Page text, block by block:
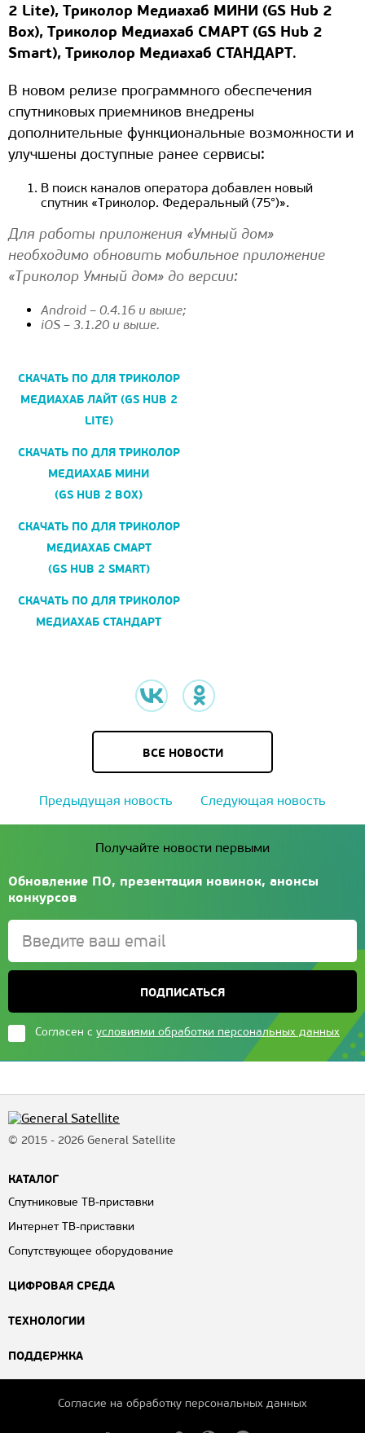
2 Lite), Триколор Медиахаб МИНИ (GS Hub 2
Box), Триколор Медиахаб СМАРТ (GS Hub 2
Smart), Триколор Медиахаб СТАНДАРТ.
В новом релизе программного обеспечения
спутниковых приемников внедрены
дополнительные функциональные возможности и
улучшены доступные ранее сервисы:
В поиск каналов оператора добавлен новый
спутник «Триколор. Федеральный (75°)».
Для работы приложения «Умный дом»
необходимо обновить мобильное приложение
«Триколор Умный дом» до версии:
Android – 0.4.16 и выше;
iOS – 3.1.20 и выше.
СКАЧАТЬ ПО ДЛЯ ТРИКОЛОР
МЕДИАХАБ ЛАЙТ (GS HUB 2
LITE)
СКАЧАТЬ ПО ДЛЯ ТРИКОЛОР
МЕДИАХАБ МИНИ
(GS HUB 2 BOX)
СКАЧАТЬ ПО ДЛЯ ТРИКОЛОР
МЕДИАХАБ СМАРТ
(GS HUB 2 SMART)
СКАЧАТЬ ПО ДЛЯ ТРИКОЛОР
МЕДИАХАБ СТАНДАРТ
ВСЕ НОВОСТИ
Предыдущая новость Следующая новость
Получайте новости первыми
Обновление ПО, презентация новинок, анонсы
конкурсов
ПОДПИСАТЬСЯ
Согласен с условиями обработки персональных данных
© 2015 - 2026 General Satellite
КАТАЛОГ
Спутниковые ТВ-приставки
Интернет ТВ-приставки
Сопутствующее оборудование
ЦИФРОВАЯ СРЕДА
ТЕХНОЛОГИИ
ПОДДЕРЖКА
Согласие на обработку персональных данных